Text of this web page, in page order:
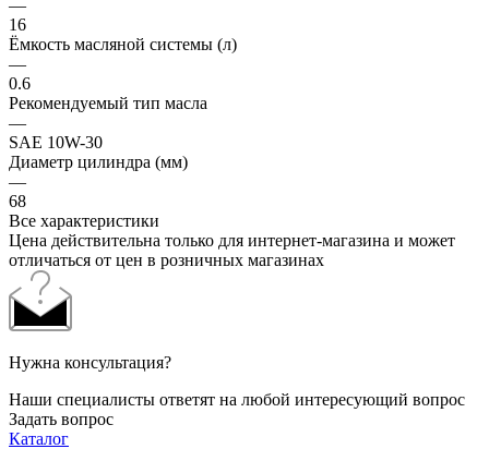
—
16
Ёмкость масляной системы (л)
—
0.6
Рекомендуемый тип масла
—
SAE 10W-30
Диаметр цилиндра (мм)
—
68
Все характеристики
Цена действительна только для интернет-магазина и может
отличаться от цен в розничных магазинах
Нужна консультация?
Наши специалисты ответят на любой интересующий вопрос
Задать вопрос
Каталог